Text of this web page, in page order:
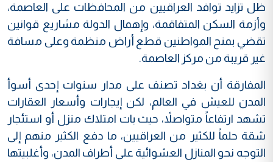
ظل تزايد توافد العراقيين من المحافظات على العاصمة،
وأزمة السكن المتفاقمة، وإهمال الدولة مشاريع قوانين
تقضي بمنح المواطنين قطع أراض منظمة وعلى مسافة
غير قريبة من مركز العاصمة.
المفارقة أن بغداد تصنف على مدار سنوات إحدى أسوأ
المدن للعيش في العالم، لكن إيجارات وأسعار العقارات
تشهد ارتفاعاً متواصلاً، حيث بات امتلاك منزل أو استئجار
شقة حلماً للكثير من العراقيين، ما دفع الكثير منهم إلى
التوجه نحو المنازل العشوائية على أطراف المدن، وأغلبيتها